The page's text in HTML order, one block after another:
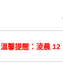
溫馨提醒：淩晨